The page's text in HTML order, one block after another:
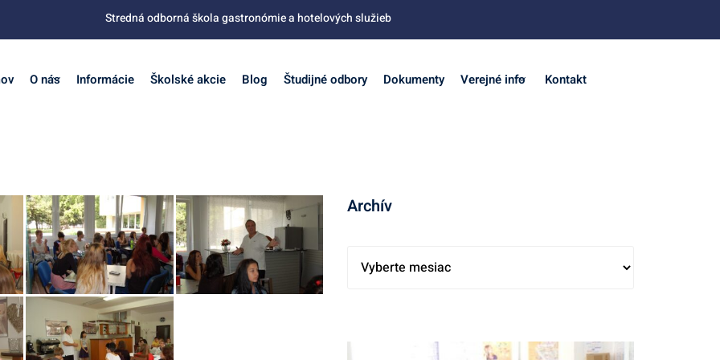
Stredná odborná škola gastronómie a hotelových služieb
O nás Informácie Školské akcie Blog Študijné odbory Dokumenty Verejné info Kontakt
Archív